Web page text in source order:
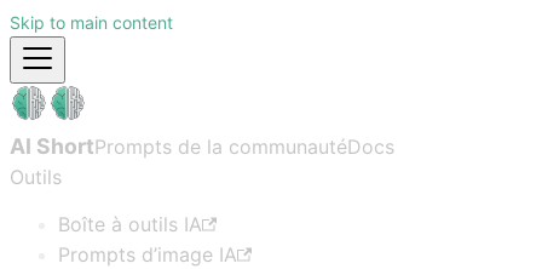
Skip to main content
AI ShortPrompts de la communautéDocs
Outils
Boîte à outils IA
Prompts d’image IA